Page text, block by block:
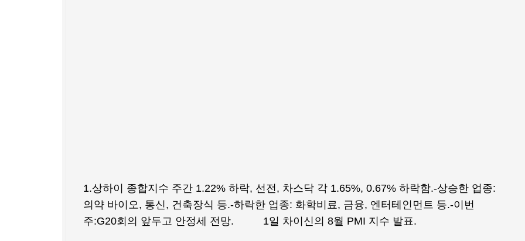
1.상하이 종합지수 주간 1.22% 하락, 선전, 차스닥 각 1.65%, 0.67% 하락함.-상승한 업종:
의약 바이오, 통신, 건축장식 등.-하락한 업종: 화학비료, 금융, 엔터테인먼트 등.-이번
주:G20회의 앞두고 안정세 전망. 1일 차이신의 8월 PMI 지수 발표.